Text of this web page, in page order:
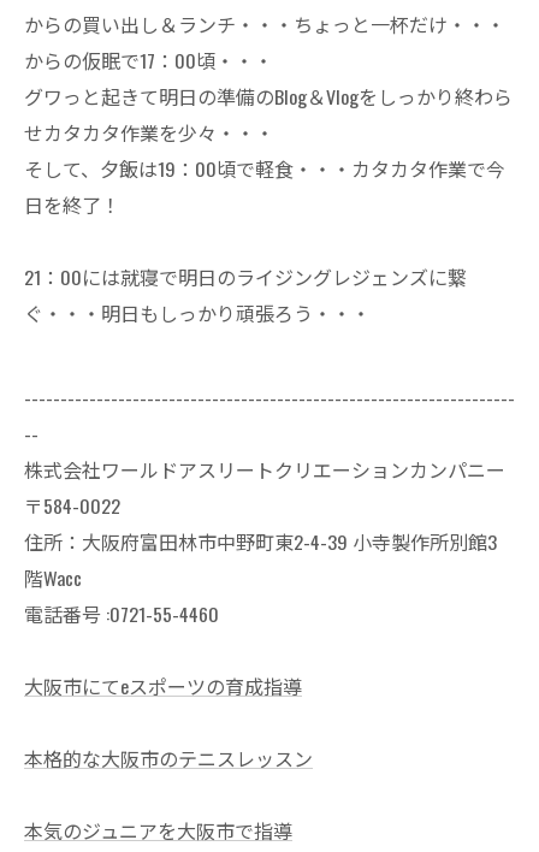
からの買い出し＆ランチ・・・ちょっと一杯だけ・・・
からの仮眠で17：00頃・・・
グワっと起きて明日の準備のBlog＆Vlogをしっかり終わら
せカタカタ作業を少々・・・
そして、夕飯は19：00頃で軽食・・・カタカタ作業で今
日を終了！
21：00には就寝で明日のライジングレジェンズに繋
ぐ・・・明日もしっかり頑張ろう・・・
--------------------------------------------------------------------
--
株式会社ワールドアスリートクリエーションカンパニー
〒584-0022
住所：大阪府富田林市中野町東2-4-39 小寺製作所別館3
階Wacc
電話番号 :0721-55-4460
大阪市にてeスポーツの育成指導
本格的な大阪市のテニスレッスン
本気のジュニアを大阪市で指導